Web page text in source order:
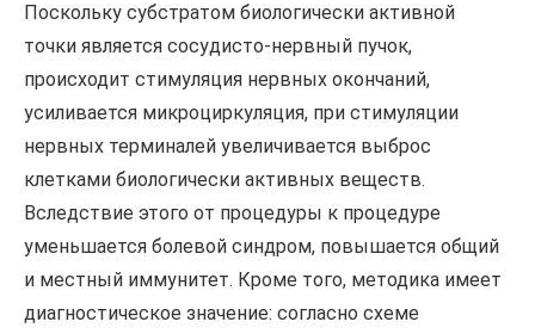
Поскольку субстратом биологически активной
точки является сосудисто-нервный пучок,
происходит стимуляция нервных окончаний,
усиливается микроциркуляция, при стимуляции
нервных терминалей увеличивается выброс
клетками биологически активных веществ.
Вследствие этого от процедуры к процедуре
уменьшается болевой синдром, повышается общий
и местный иммунитет. Кроме того, методика имеет
диагностическое значение: согласно схеме